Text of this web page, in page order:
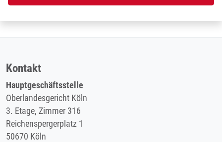
Kontakt
Hauptgeschäftsstelle
Oberlandesgericht Köln
3. Etage, Zimmer 316
Reichenspergerplatz 1
50670 Köln